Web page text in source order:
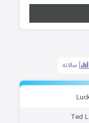
سالانه